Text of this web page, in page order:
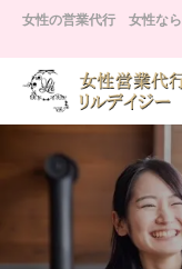
女性の営業代行 女性なら